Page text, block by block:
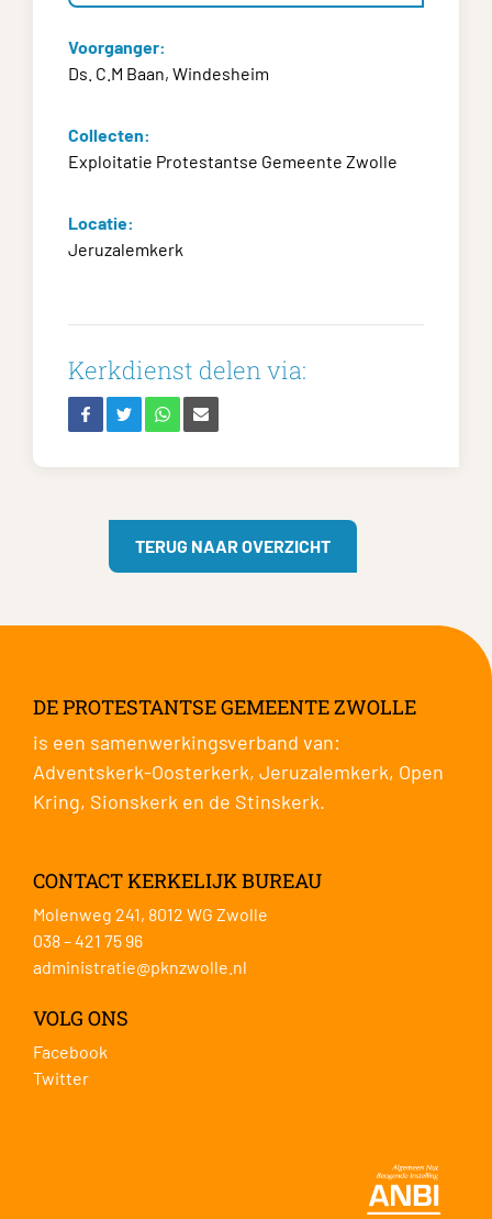
Voorganger:
Ds. C.M Baan, Windesheim
Collecten:
Exploitatie Protestantse Gemeente Zwolle
Locatie:
Jeruzalemkerk
Kerkdienst delen via:
TERUG NAAR OVERZICHT
DE PROTESTANTSE GEMEENTE ZWOLLE
is een samenwerkingsverband van:
Adventskerk-Oosterkerk, Jeruzalemkerk, Open
Kring, Sionskerk en de Stinskerk.
CONTACT KERKELIJK BUREAU
Molenweg 241, 8012 WG Zwolle
038 – 421 75 96
administratie@pknzwolle.nl
VOLG ONS
Facebook
Twitter